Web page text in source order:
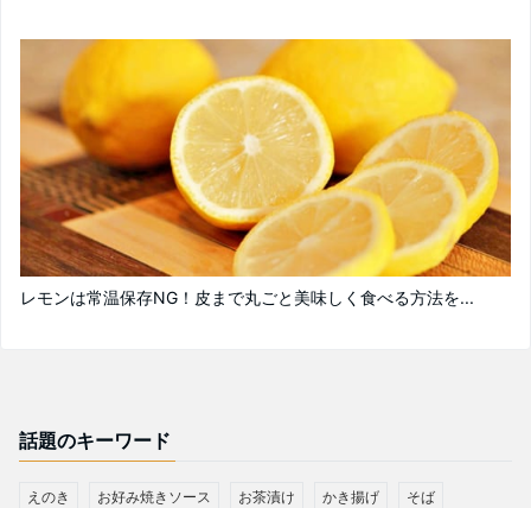
レモンは常温保存NG！皮まで丸ごと美味しく食べる方法を...
話題のキーワード
えのき お好み焼きソース お茶漬け かき揚げ そば